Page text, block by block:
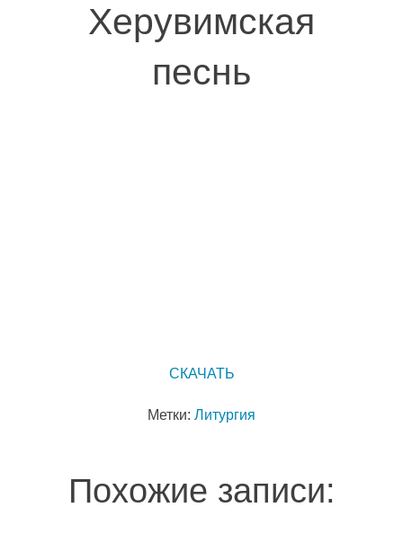
Херувимская
песнь
СКАЧАТЬ
Метки: Литургия
Похожие записи: